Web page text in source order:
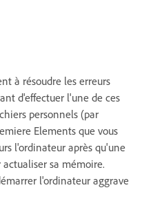
à résoudre les erreurs
d'effectuer l'une de ces
personnels (par
Elements que vous
l'ordinateur après qu'une
sa mémoire.
l'ordinateur aggrave